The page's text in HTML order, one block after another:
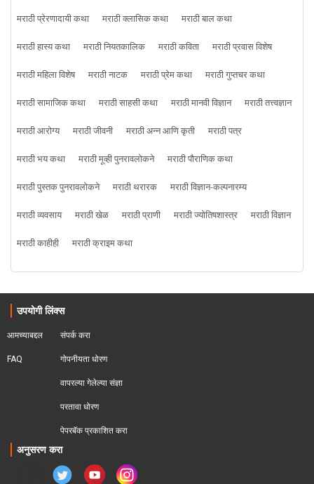
मराठी प्रेरणादायी कथा
मराठी क्लासिक कथा
मराठी बाल कथा
मराठी हास्य कथा
मराठी नियतकालिक मराठी कविता
मराठी प्रवास विशेष
मराठी महिला विशेष
मराठी नाटक मराठी प्रेम कथा
मराठी गुप्तचर कथा
मराठी सामाजिक कथा
मराठी साहसी कथा मराठी मानवी विज्ञान
मराठी तत्त्वज्ञान
मराठी आरोग्य
मराठी जीवनी मराठी अन्न आणि कृती
मराठी पत्र
मराठी भय कथा
मराठी मूव्ही पुनरावलोकने
मराठी पौराणिक कथा
मराठी पुस्तक पुनरावलोकने
मराठी थरारक
मराठी विज्ञान-कल्पनारम्य
मराठी व्यवसाय
मराठी खेळ मराठी प्राणी मराठी ज्योतिषशास्त्र
मराठी विज्ञान
मराठी काहीही
मराठी क्राइम कथा
उपयोगी लिंक्स
आमच्याबद्दल
FAQ
संपर्क करा
गोपनीयता धोरण
वापरल्या गेलेल्या संज्ञा
परतावा धोरण
पेपरबॅक प्रकाशित करा
अनुसरण करा